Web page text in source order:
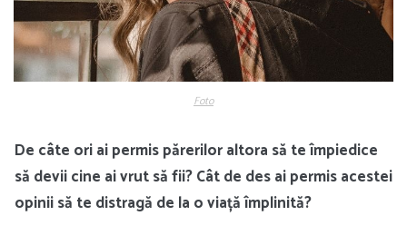
Foto
De câte ori ai permis părerilor altora să te împiedice
să devii cine ai vrut să fii? Cât de des ai permis acestei
opinii să te distragă de la o viață împlinită?